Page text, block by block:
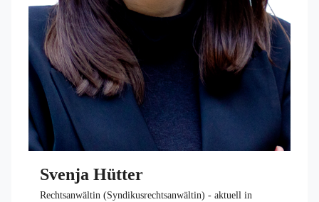
Svenja Hütter
Rechtsanwältin (Syndikusrechtsanwältin) - aktuell in